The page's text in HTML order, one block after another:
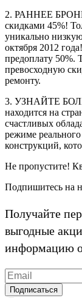
2. РАННЕЕ
скидками 45%!
уникально
октября 2012
предоплату 50%.
превосходную
ремонту.
3. УЗНАЙТЕ
находится на
счастливых
режиме
конструкций,
Не пропустите!
Подпишитесь на
Получайте
выгодные
информацию
Подписаться